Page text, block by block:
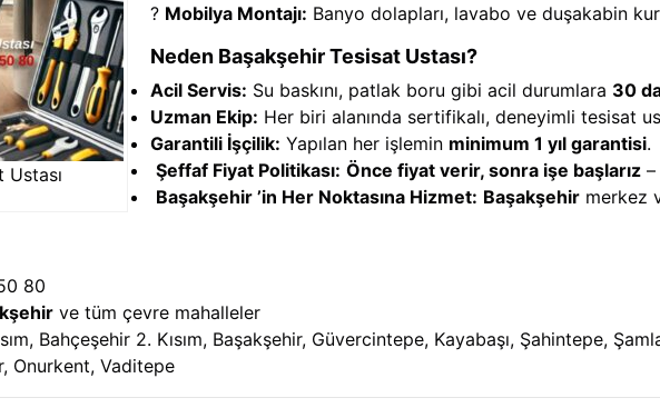
Ustası
?️ Mobilya Montajı: Banyo dolapları, lavabo ve duşakabin
Neden Başakşehir Tesisat Ustası?
Acil Servis: Su baskını, patlak boru gibi acil durumlara 30
Uzman Ekip: Her biri alanında sertifikalı, deneyimli tesisat
Garantili İşçilik: Yapılan her işlemin minimum 1 yıl garantisi.
Şeffaf Fiyat Politikası: Önce fiyat verir, sonra işe başlarız
Başakşehir ’in Her Noktasına Hizmet: Başakşehir merkez
80
ve tüm çevre mahalleler
Bahçeşehir 2. Kısım, Başakşehir, Güvercintepe, Kayabaşı, Şahintepe,
Onurkent, Vaditepe